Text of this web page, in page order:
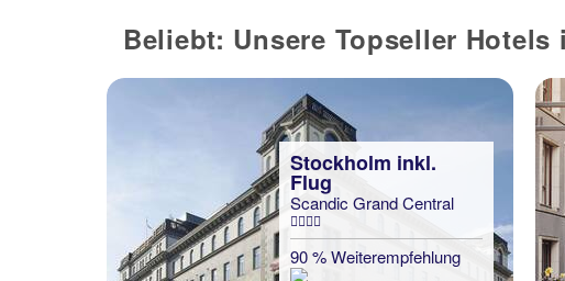
Beliebt: Unsere Topseller
Stockholm inkl.
Flug
Scandic Grand Central
90 % Weiterempfehlung